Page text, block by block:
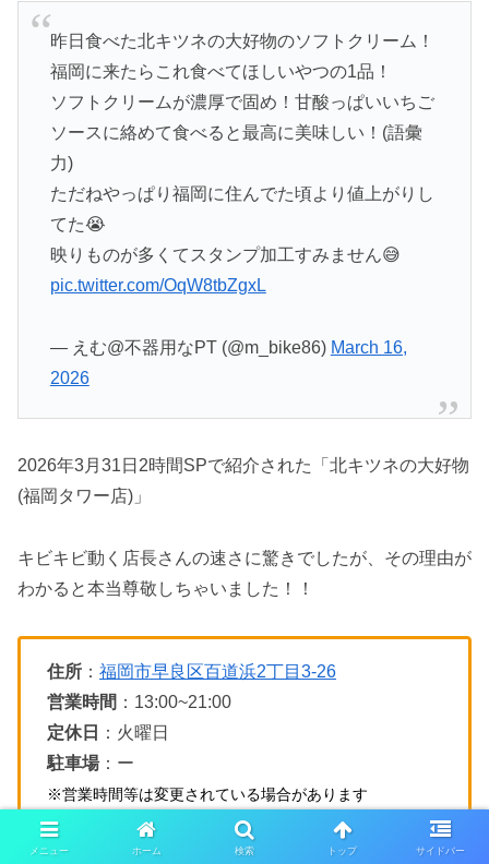
昨日食べた北キツネの大好物のソフトクリーム！
福岡に来たらこれ食べてほしいやつの1品！
ソフトクリームが濃厚で固め！甘酸っぱいいちご
ソースに絡めて食べると最高に美味しい！(語彙
力)
ただねやっぱり福岡に住んでた頃より値上がりし
てた😭
映りものが多くてスタンプ加工すみません😅
pic.twitter.com/OqW8tbZgxL
— えむ@不器用なPT (@m_bike86) March 16,
2026
2026年3月31日2時間SPで紹介された「北キツネの大好物
(福岡タワー店)」
キビキビ動く店長さんの速さに驚きでしたが、その理由が
わかると本当尊敬しちゃいました！！
住所 ： 福岡市早良区百道浜2丁目3-26
営業時間 ：13:00~21:00
定休日
：火曜日
駐車場：ー
※営業時間等は変更されている場合があります
メニュー ホーム 検索 トップ サイドバー